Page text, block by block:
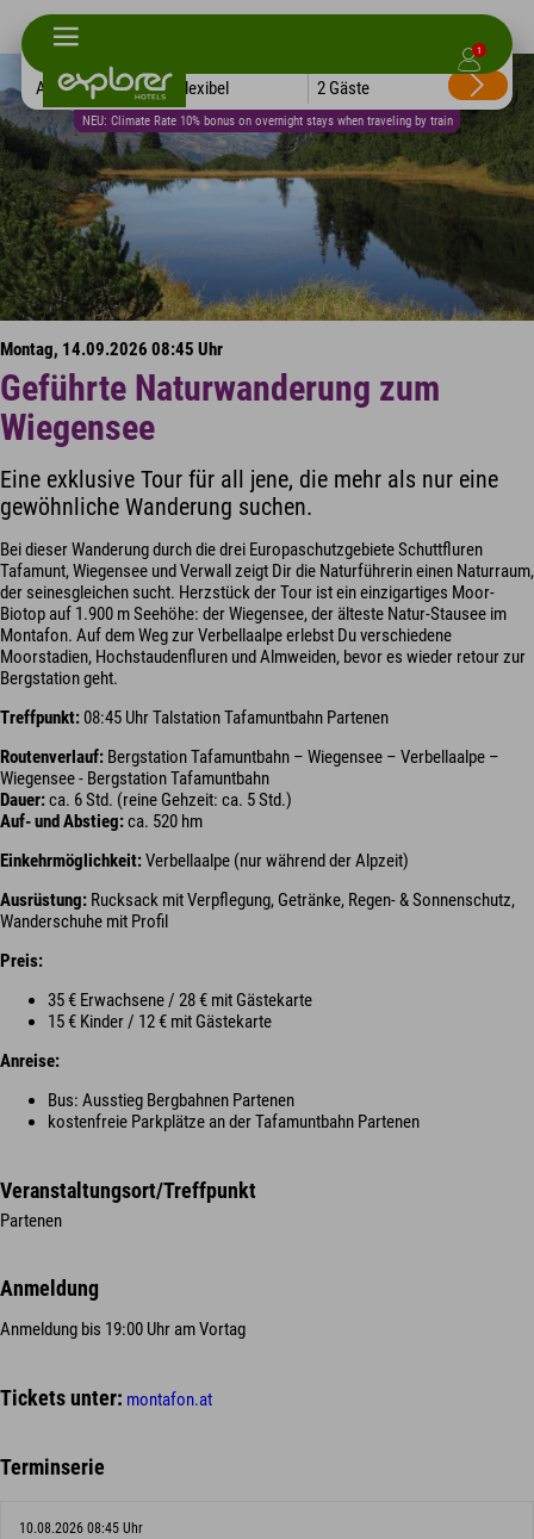
1
NEU: Climate Rate 10% bonus on overnight stays when traveling by train
Alle Hotels Flexibel 2 Gäste
Montag, 14.09.2026 08:45 Uhr
Geführte Naturwanderung zum
Wiegensee
Eine exklusive Tour für all jene, die mehr als nur eine
gewöhnliche Wanderung suchen.
Bei dieser Wanderung durch die drei Europaschutzgebiete Schuttfluren
Tafamunt, Wiegensee und Verwall zeigt Dir die Naturführerin einen Naturraum,
der seinesgleichen sucht. Herzstück der Tour ist ein einzigartiges Moor-
Biotop auf 1.900 m Seehöhe: der Wiegensee, der älteste Natur-Stausee im
Montafon. Auf dem Weg zur Verbellaalpe erlebst Du verschiedene
Moorstadien, Hochstaudenfluren und Almweiden, bevor es wieder retour zur
Bergstation geht.
Treffpunkt:08:45 Uhr Talstation Tafamuntbahn Partenen
Routenverlauf: Bergstation Tafamuntbahn – Wiegensee – Verbellaalpe –
Wiegensee - Bergstation Tafamuntbahn
Dauer:ca. 6 Std. (reine Gehzeit: ca. 5 Std.)
Auf- und Abstieg:ca. 520 hm
Einkehrmöglichkeit:Verbellaalpe (nur während der Alpzeit)
Ausrüstung: Rucksack mit Verpflegung, Getränke, Regen- & Sonnenschutz,
Wanderschuhe mit Profil
Preis:
35 € Erwachsene / 28 € mit Gästekarte
15 € Kinder / 12 € mit Gästekarte
Anreise:
Bus: Ausstieg Bergbahnen Partenen
kostenfreie Parkplätze an der Tafamuntbahn Partenen
Veranstaltungsort/Treffpunkt
Partenen
Anmeldung
Anmeldung bis 19:00 Uhr am Vortag
Tickets unter: montafon.at
Terminserie
10.08.2026 08:45 Uhr